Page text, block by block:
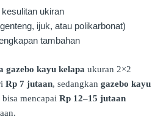
ukiran
ijuk, atau polikarbonat)
tambahan
gazebo kayu kelapa ukuran 2×2
Rp 7 jutaan, sedangkan gazebo kayu
mencapai Rp 12–15 jutaan